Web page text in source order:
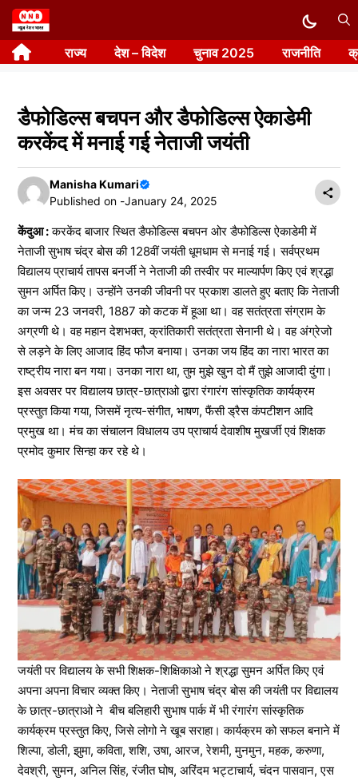
Skip
to
content राज्य देश – विदेश चुनाव 2025 राजनीति
डैफोडिल्स बचपन और डैफोडिल्स ऐकाडेमी
करकेंद में मनाई गई नेताजी जयंती
Manisha Kumari
Published on -January 24, 2025
केंदुआ :करकेंद बाजार स्थित डैफोडिल्स बचपन ओर डैफोडिल्स ऐकाडेमी में
नेताजी सुभाष चंद्र बोस की 128वीं जयंती धूमधाम से मनाई गई। सर्वप्रथम
विद्यालय प्राचार्य तापस बनर्जी ने नेताजी की तस्वीर पर माल्यार्पण किए एवं श्रद्धा
सुमन अर्पित किए। उन्होंने उनकी जीवनी पर प्रकाश डालते हुए बताए कि नेताजी
का जन्म 23 जनवरी, 1887 को कटक में हूआ था। वह सतंत्रता संग्राम के
अग्रणी थे। वह महान देशभक्त, क्रांतिकारी सतंत्रता सेनानी थे। वह अंग्रेजो
से लड़ने के लिए आजाद हिंद फौज बनाया। उनका जय हिंद का नारा भारत का
राष्ट्रीय नारा बन गया। उनका नारा था, तुम मुझे खुन दो मैं तुझे आजादी दुंगा।
इस अवसर पर विद्यालय छात्र-छात्राओ द्वारा रंगारंग सांस्कृतिक कार्यक्रम
प्रस्तुत किया गया, जिसमें नृत्य-संगीत, भाषण, फैंसी ड्रैस कंपटीशन आदि
प्रमुख था। मंच का संचालन विधालय उप प्राचार्य देवाशीष मुखर्जी एवं शिक्षक
प्रमोद कुमार सिन्हा कर रहे थे।
जयंती पर विद्यालय के सभी शिक्षक-शिक्षिकाओ ने श्रद्धा सुमन अर्पित किए एवं
अपना अपना विचार व्यक्त किए। नेताजी सुभाष चंद्र बोस की जयंती पर विद्यालय
के छात्र-छात्राओ ने बीच बलिहारी सुभाष पार्क में भी रंगारंग सांस्कृतिक
कार्यक्रम प्रस्तुत किए, जिसे लोगो ने खूब सराहा। कार्यक्रम को सफल बनाने में
शिल्पा, डोली, झुमा, कविता, शशि, उषा, आरज, रेशमी, मुनमुन, महक, करुणा,
देवश्री, सुमन, अनिल सिंह, रंजीत घोष, अरिंदम भट्टाचार्य, चंदन पासवान, एस